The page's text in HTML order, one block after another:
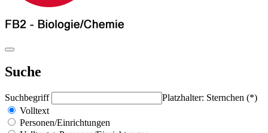
Suche
Suchbegriff
Platzhalter: Sternchen (*)
Volltext
Personen/Einrichtungen